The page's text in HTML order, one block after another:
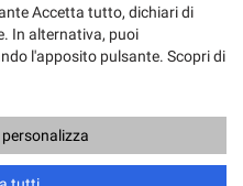
S.r.l., Tutti i diritti riservati -
Policy
Accetta tutto, dichiari di
In alternativa, puoi
l'apposito pulsante. Scopri di